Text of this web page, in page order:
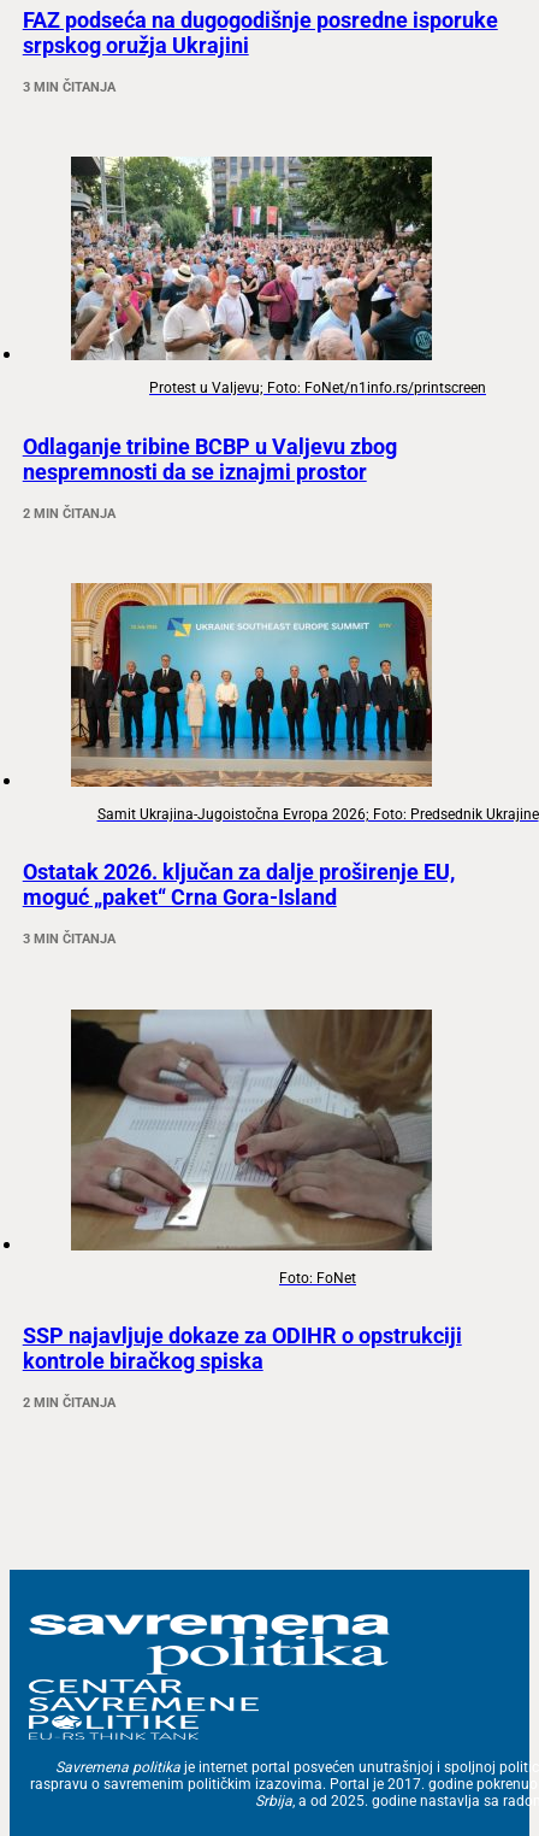
FAZ podseća na dugogodišnje posredne isporuke
srpskog oružja Ukrajini
3 MIN ČITANJA
Protest u Valjevu; Foto: FoNet/n1info.rs/printscreen
Odlaganje tribine BCBP u Valjevu zbog
nespremnosti da se iznajmi prostor
2 MIN ČITANJA
Samit Ukrajina-Jugoistočna Evropa 2026; Foto: Predsednik Ukrajine
Ostatak 2026. ključan za dalje proširenje EU,
moguć „paket“ Crna Gora-Island
3 MIN ČITANJA
Foto: FoNet
SSP najavljuje dokaze za ODIHR o opstrukciji
kontrole biračkog spiska
2 MIN ČITANJA
Savremena politika je internet portal posvećen unutrašnjoj i spoljnoj
raspravu o savremenim političkim izazovima. Portal je 2017. godine
Srbija , a od 2025. godine nastavlja sa